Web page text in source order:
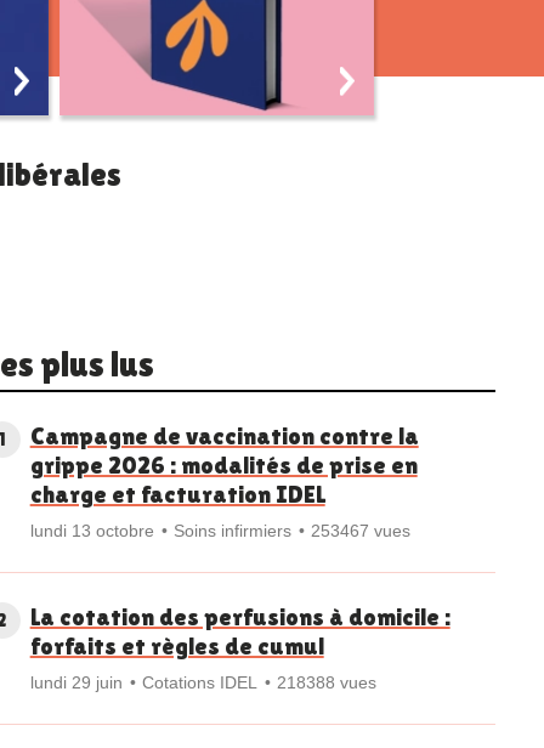
Les plus lus
Campagne de vaccination contre la
grippe 2026 : modalités de prise en
charge et facturation IDEL
lundi 13 octobre Soins infirmiers 253467 vues
La cotation des perfusions à domicile :
forfaits et règles de cumul
lundi 29 juin Cotations IDEL 218388 vues